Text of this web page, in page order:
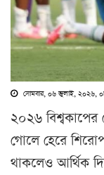
সোমবার, ০৬ জুলাই, ২০২৬,
২০২৬
গোলে হেরে
থাকলেও আর্থিক